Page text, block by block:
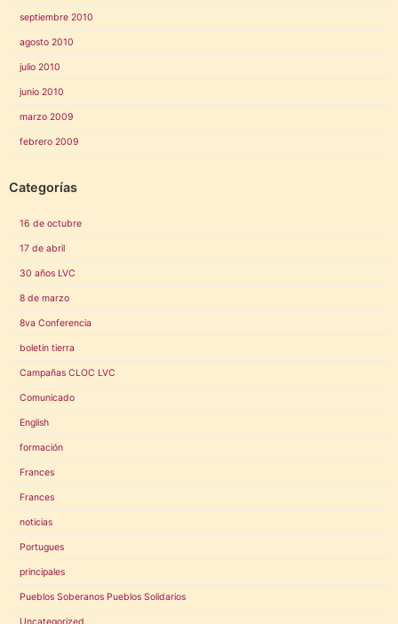
septiembre 2010
agosto 2010
julio 2010
junio 2010
marzo 2009
febrero 2009
Categorías
16 de octubre
17 de abril
30 años LVC
8 de marzo
8va Conferencia
boletin tierra
Campañas CLOC LVC
Comunicado
English
formación
Frances
Frances
noticias
Portugues
principales
Pueblos Soberanos Pueblos Solidarios